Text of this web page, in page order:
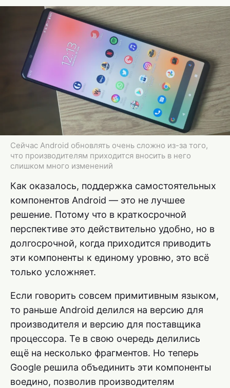
Сейчас Android обновлять очень сложно из-за того,
что производителям приходится вносить в него
слишком много изменений
Как оказалось, поддержка самостоятельных
компонентов Android — это не лучшее
решение. Потому что в краткосрочной
перспективе это действительно удобно, но в
долгосрочной, когда приходится приводить
эти компоненты к единому уровню, это всё
только усложняет.
Если говорить совсем примитивным языком,
то раньше Android делился на версию для
производителя и версию для поставщика
процессора. Те в свою очередь делились
ещё на несколько фрагментов. Но теперь
Google решила объединить эти компоненты
воедино, позволив производителям